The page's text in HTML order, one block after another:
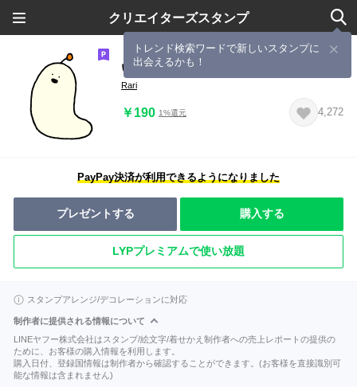
クリエイターズスタンプ
トレンド検索ワードで新しいスタンプに
出会えるかも！
いもむぴ
Rari
￥190 1%還元 4,272
PayPay決済が利用できるようになりました
プレゼントする 購入する
LYPプレミアムで使い放題
スタンプアレンジ/デコレーションに対応
制作者に提供される情報について
LINEヤフー株式会社はスタンプ/絵文字/着せかえ制作者への売上レポートの提供の
ために、お客様の購入情報を利用します。
購入日付、登録国情報は制作者から確認することができます。(お客様を直接識別可
能な情報は含まれません)